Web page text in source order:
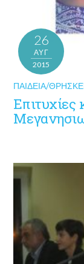
26
ΑΥΓ
2015
ΠΑΙΔΕΊΑ/
Επιτυχίες